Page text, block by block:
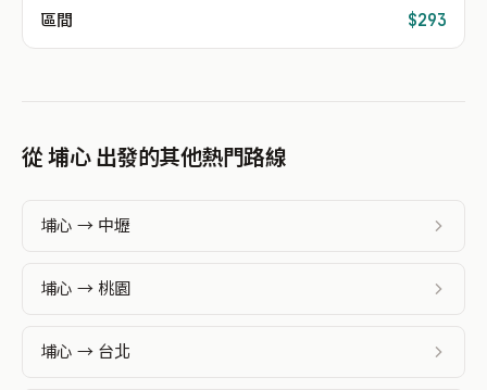
區間 $293
從 埔心 出發的其他熱門路線
埔心 → 中壢
埔心 → 桃園
埔心 → 台北